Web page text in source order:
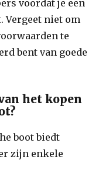
voordat je een
Vergeet niet om
te
bent van goede
het kopen
boot biedt
zijn enkele